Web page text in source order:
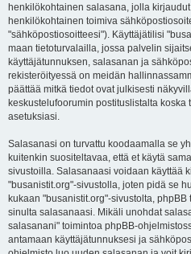
henkilökohtainen salasana, jolla
henkilökohtainen toimiva
"sähköpostiosoitteesi"). Käyttäjätilisi
maan tietoturvalailla, jossa palvelin
käyttäjätunnuksen, salasanan ja
rekisteröityessä on meidän
päättää mitkä tiedot ovat julkisesti
keskustelufoorumin postituslistalta
asetuksiasi.
Salasanasi on turvattu koodaamalla se
kuitenkin suositeltavaa, että et käytä
sivustoilla. Salasanaasi voidaan käyttää
"busanistit.org"-sivustolla, joten pidä se
kukaan "busanistit.org"-sivustolta,
sinulta salasanaasi. Mikäli unohdat
salasanani" toimintoa phpBB-
antamaan käyttäjätunnuksesi ja